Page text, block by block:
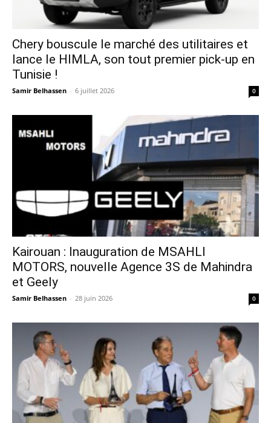
Chery bouscule le marché des utilitaires et
lance le HIMLA, son tout premier pick-up en
Tunisie !
Samir Belhassen - 6 juillet 2026 0
Kairouan : Inauguration de MSAHLI
MOTORS, nouvelle Agence 3S de Mahindra
et Geely
Samir Belhassen - 28 juin 2026 0